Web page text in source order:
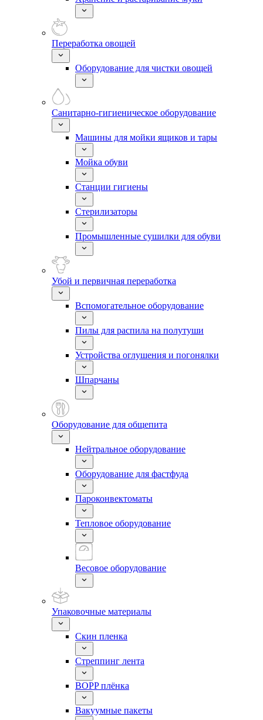
Переработка овощей
Оборудование для чистки овощей
Санитарно-гигиеническое оборудование
Машины для мойки ящиков и тары
Мойка обуви
Станции гигиены
Стерилизаторы
Промышленные сушилки для обуви
Убой и первичная переработка
Вспомогательное оборудование
Пилы для распила на полутуши
Устройства оглушения и погонялки
Шпарчаны
Оборудование для общепита
Нейтральное оборудование
Оборудование для фастфуда
Пароконвектоматы
Тепловое оборудование
Весовое оборудование
Упаковочные материалы
Скин пленка
Стреппинг лента
BOPP плёнка
Вакуумные пакеты